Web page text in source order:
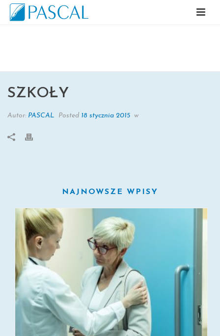
SZKOŁY
Autor: PASCAL Posted 18 stycznia 2015 w
NAJNOWSZE WPISY